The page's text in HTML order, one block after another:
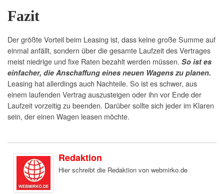
Fazit
Der größte Vorteil beim Leasing ist, dass keine große Summe auf
einmal anfällt, sondern über die gesamte Laufzeit des Vertrages
meist niedrige und fixe Raten bezahlt werden müssen. So ist es
einfacher, die Anschaffung eines neuen Wagens zu planen.
Leasing hat allerdings auch Nachteile. So ist es schwer, aus
einem laufenden Vertrag auszusteigen oder ihn vor Ende der
Laufzeit vorzeitig zu beenden. Darüber sollte sich jeder im Klaren
sein, der einen Wagen leasen möchte.
Redaktion
Hier schreibt die Redaktion von webmirko.de